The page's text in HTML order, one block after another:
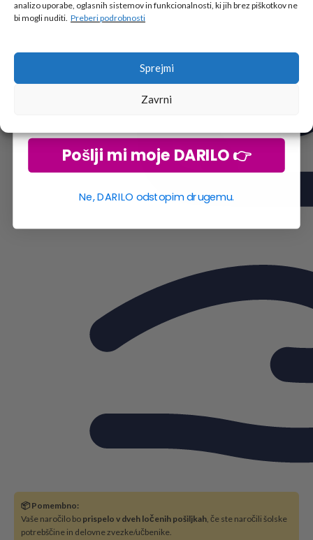
analizo uporabe, oglasnih sistemov in funkcionalnosti, ki jih brez piškotkov ne
bi mogli nuditi. Preberi podrobnosti
Sprejmi
Zavrni
📦 Pomembno:
Vaše naročilo bo prispelo v dveh ločenih pošiljkah, če ste naročili šolske
potrebščine in delovne zvezke/učbenike.
Vpiši podatke za prejem darila
Pošlji mi moje DARILO 👉
Ne, DARILO odstopim drugemu.